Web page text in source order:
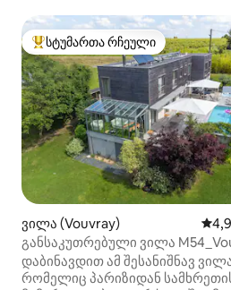
სტუმართა რჩეული მოწინავე
სტუმართა რჩეული
ვილა (Vouvray)
განსაკუთრებული ვილა
აუზი, სპა, ლუარის ხეობა
დაბინავდით ამ შესანიშნავ
რომელიც პარიზიდან